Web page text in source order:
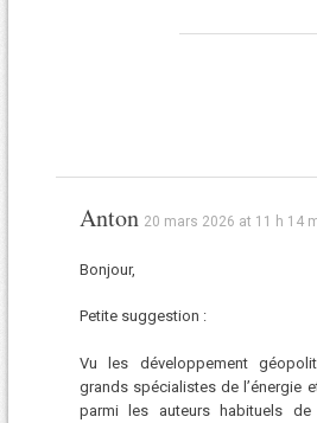
Anton 20 mars 2026 at 11 h 14
Bonjour,
Petite suggestion :
Vu les développement
grands spécialistes de l’énergie
parmi les auteurs habituels